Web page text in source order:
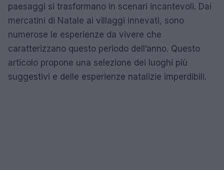
paesaggi si trasformano in scenari incantevoli. Dai
mercatini di Natale ai villaggi innevati, sono
numerose le esperienze da vivere che
caratterizzano questo periodo dell’anno. Questo
articolo propone una selezione dei luoghi più
suggestivi e delle esperienze natalizie imperdibili.